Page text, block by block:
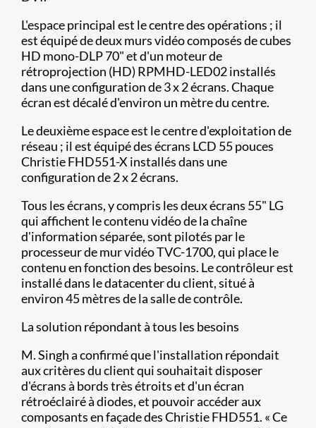
L'espace principal est le centre des opérations ; il
est équipé de deux murs vidéo composés de cubes
HD mono-DLP 70" et d'un moteur de
rétroprojection (HD) RPMHD-LED02 installés
dans une configuration de 3 x 2 écrans. Chaque
écran est décalé d'environ un mètre du centre.
Le deuxième espace est le centre d'exploitation de
réseau ; il est équipé des écrans LCD 55 pouces
Christie FHD551-X installés dans une
configuration de 2 x 2 écrans.
Tous les écrans, y compris les deux écrans 55" LG
qui affichent le contenu vidéo de la chaîne
d'information séparée, sont pilotés par le
processeur de mur vidéo TVC-1700, qui place le
contenu en fonction des besoins. Le contrôleur est
installé dans le datacenter du client, situé à
environ 45 mètres de la salle de contrôle.
La solution répondant à tous les besoins
M. Singh a confirmé que l'installation répondait
aux critères du client qui souhaitait disposer
d'écrans à bords très étroits et d'un écran
rétroéclairé à diodes, et pouvoir accéder aux
composants en façade des Christie FHD551. « Ce